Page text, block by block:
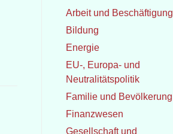
Arbeit und Beschäftigung
Bildung
Energie
EU-, Europa- und
Neutralitätspolitik
Familie und Bevölkerung
Finanzwesen
Gesellschaft und